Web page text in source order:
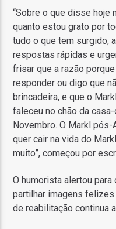
“Sobre o que disse hoje
quanto estou grato por
tudo o que tem surgido,
respostas rápidas e
frisar que a razão
responder ou digo que
brincadeira, e que o
faleceu no chão da
Novembro. O Markl pós-
quer cair na vida do
muito”, começou por
O humorista alertou
partilhar imagens
de reabilitação continua